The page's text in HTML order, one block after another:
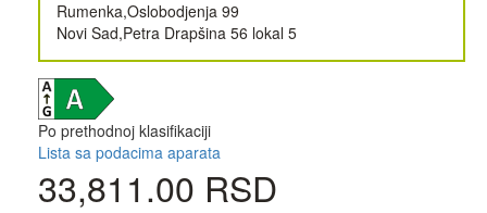
Rumenka,Oslobodjenja 99
Novi Sad,Petra Drapšina 56 lokal 5
Po prethodnoj klasifikaciji
Lista sa podacima aparata
33,811.00 RSD